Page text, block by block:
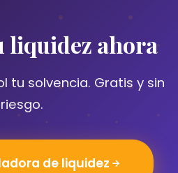
liquidez ahora
tu solvencia. Gratis y sin
riesgo.
de liquidez